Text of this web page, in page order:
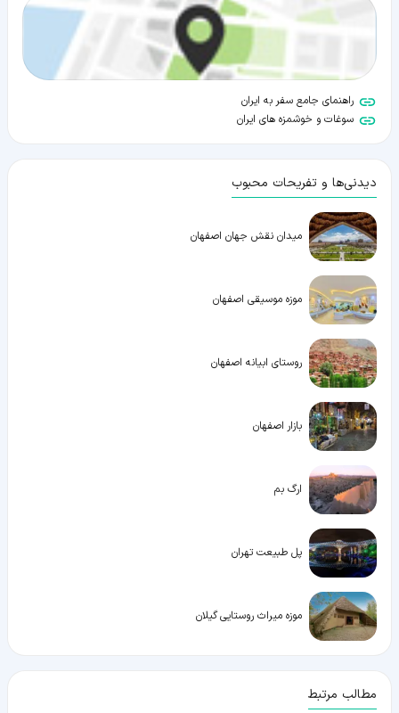
راهنمای جامع سفر به ایران
سوغات و خوشمزه های ایران
دیدنی‌ها و تفریحات محبوب
میدان نقش جهان اصفهان
موزه موسیقی اصفهان
روستای ابیانه اصفهان
بازار اصفهان
ارگ بم
پل طبیعت تهران
موزه میراث روستایی گیلان
مطالب مرتبط